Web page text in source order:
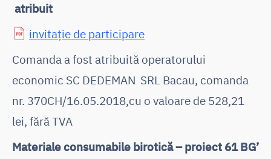
atribuit
invitație de participare
Comanda a fost atribuită operatorului
economic SC DEDEMAN SRL Bacau, comanda
nr. 370CH/16.05.2018,cu o valoare de 528,21
lei, fără TVA
Materiale consumabile birotică – proiect 61 BG’